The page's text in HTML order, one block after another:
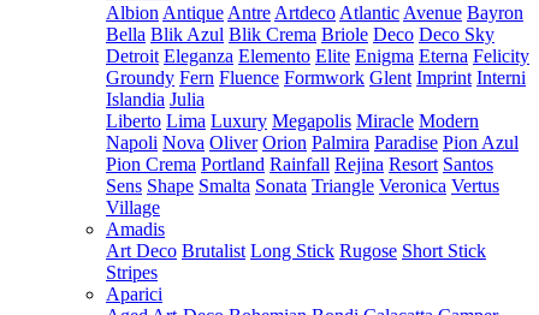
Albion Antique Antre Artdeco Atlantic Avenue Bayron
Bella Blik Azul Blik Crema Briole Deco Deco Sky
Detroit Eleganza Elemento Elite Enigma Eterna Felicity
Groundy Fern Fluence Formwork Glent Imprint Interni
Islandia Julia
Liberto Lima Luxury Megapolis Miracle Modern
Napoli Nova Oliver Orion Palmira Paradise Pion Azul
Pion Crema Portland Rainfall Rejina Resort Santos
Sens Shape Smalta Sonata Triangle Veronica Vertus
Village
Amadis
Art Deco Brutalist Long Stick Rugose Short Stick
Stripes
Aparici